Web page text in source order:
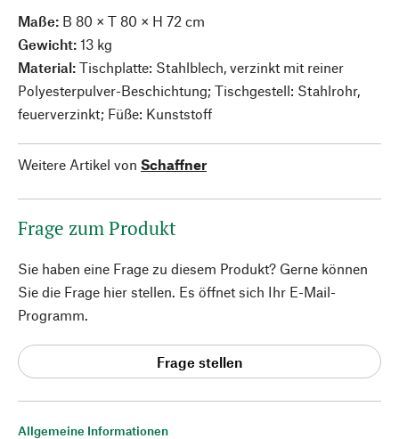
Allgemeine Informationen
Maße: B 80 × T 80 × H 72 cm
Gewicht: 13 kg
Material: Tischplatte: Stahlblech, verzinkt mit reiner
Polyesterpulver-Beschichtung; Tischgestell: Stahlrohr,
feuerverzinkt; Füße: Kunststoff
Weitere Artikel von Schaffner
Frage zum Produkt
Sie haben eine Frage zu diesem Produkt? Gerne können
Sie die Frage hier stellen. Es öffnet sich Ihr E-Mail-
Programm.
Frage stellen